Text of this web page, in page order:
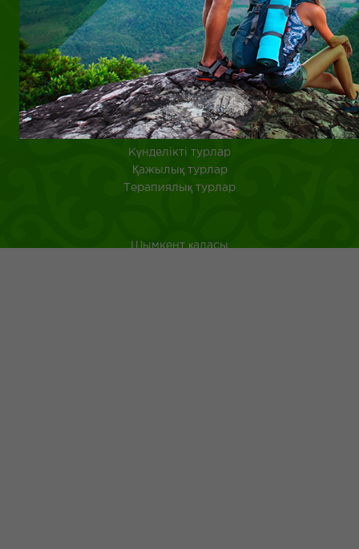
Созақ
​Сайрам Өгем
Ақсу-Жабағылы
Трансфер және гид
Күндік экскурсиялар
Жылқы турлар
Шымкент
Отырар
Күнделікті турлар
Қажылық турлар
Терапиялық турлар
Шымкент қаласы